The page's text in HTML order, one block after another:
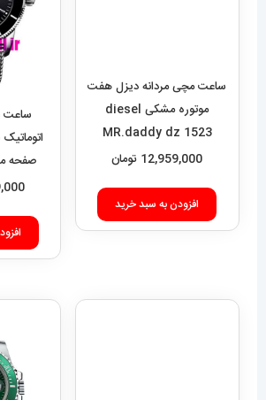
12,959,000 تومان
افزودن به سبد خرید
ساعت